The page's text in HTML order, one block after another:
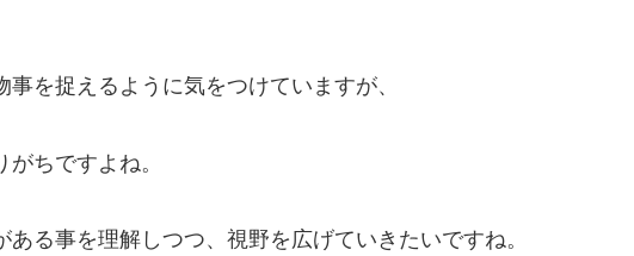
を捉えるように気をつけていますが、
ちですよね。
る事を理解しつつ、視野を広げていきたいですね。